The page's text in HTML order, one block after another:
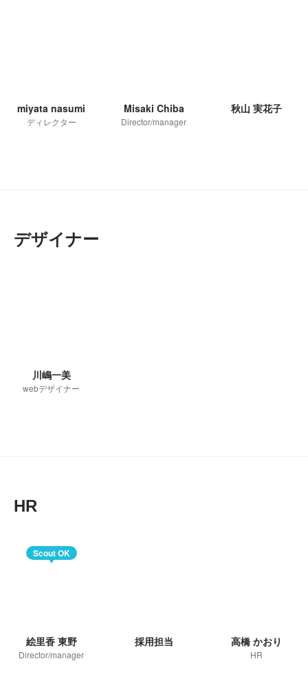
miyata nasumi
ディレクター
Misaki Chiba
Director/manager
秋山 実花子
デザイナー
川嶋一美
webデザイナー
HR
Scout OK
絵里香 東野
Director/manager
採用担当 高橋 かおり
HR